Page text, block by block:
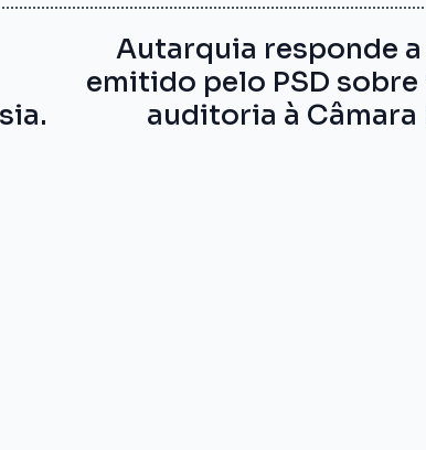
Autarquia responde
emitido pelo PSD
auditoria à